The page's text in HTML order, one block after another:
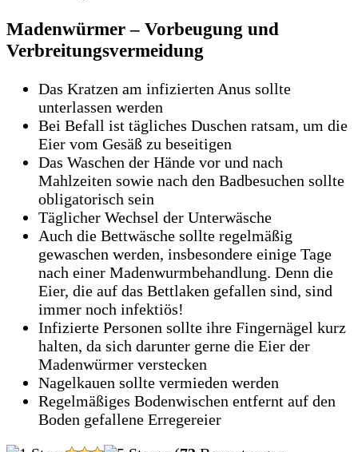
Madenwürmer – Vorbeugung und
Verbreitungsvermeidung
Das Kratzen am infizierten Anus sollte
unterlassen werden
Bei Befall ist tägliches Duschen ratsam, um die
Eier vom Gesäß zu beseitigen
Das Waschen der Hände vor und nach
Mahlzeiten sowie nach den Badbesuchen sollte
obligatorisch sein
Täglicher Wechsel der Unterwäsche
Auch die Bettwäsche sollte regelmäßig
gewaschen werden, insbesondere einige Tage
nach einer Madenwurmbehandlung. Denn die
Eier, die auf das Bettlaken gefallen sind, sind
immer noch infektiös!
Infizierte Personen sollte ihre Fingernägel kurz
halten, da sich darunter gerne die Eier der
Madenwürmer verstecken
Nagelkauen sollte vermieden werden
Regelmäßiges Bodenwischen entfernt auf den
Boden gefallene Erregereier